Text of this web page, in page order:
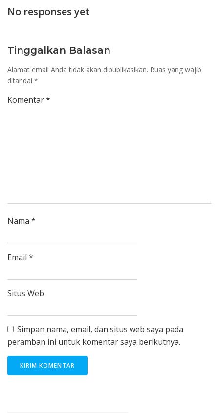
No responses yet
Tinggalkan Balasan
Alamat email Anda tidak akan dipublikasikan. Ruas yang wajib
ditandai *
Komentar*
Nama *
Email *
Situs Web
Simpan nama, email, dan situs web saya pada
peramban ini untuk komentar saya berikutnya.